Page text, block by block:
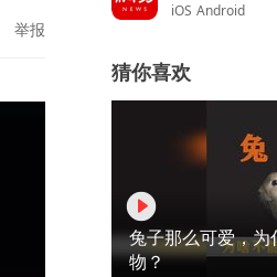
举报
iOS Android
猜你喜欢
兔子那么可爱，
物？